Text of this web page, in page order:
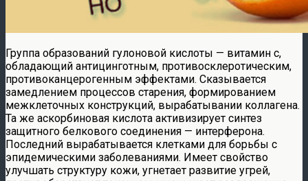
Группа образований гулоновой кислоты — витамин c,
обладающий антицинготным, противосклеротическим,
противоканцерогенным эффектами. Сказывается
замедлением процессов старения, формированием
межклеточных конструкций, вырабатывании коллагена.
Та же аскорбиновая кислота активизирует синтез
защитного белкового соединения — интерферона.
Последний вырабатывается клетками для борьбы с
эпидемическими заболеваниями. Имеет свойство
улучшать структуру кожи, угнетает развитие угрей,